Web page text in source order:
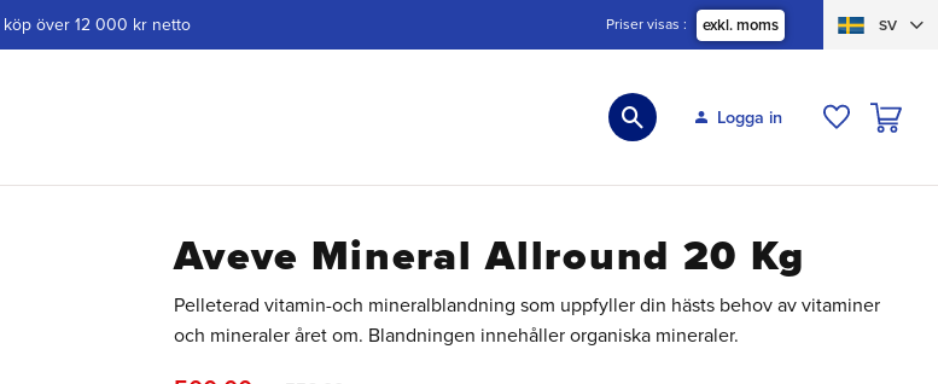
köp över 12 000 kr netto Priser visas exkl. moms SV
Logga in
Aveve Mineral Allround 20 Kg
Pelleterad vitamin-och mineralblandning som uppfyller din hästs behov av vitaminer
och mineraler året om. Blandningen innehåller organiska mineraler.